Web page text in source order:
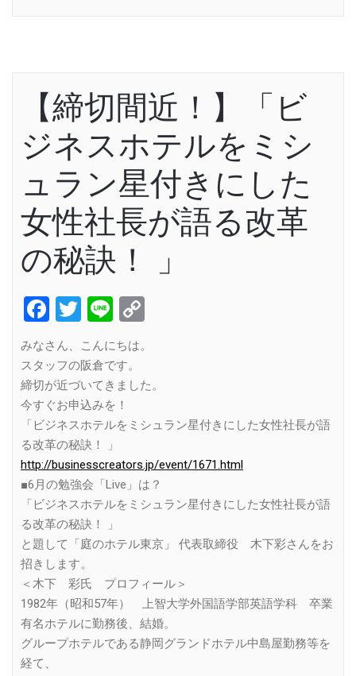
【締切間近！】「ビ
ジネスホテルをミシ
ュラン星付きにした
女性社長が語る改革
の秘訣！ 」
Facebook
Twitter
Line
みなさん、こんにちは。
スタッフの阪倉です。
締切が近づいてきました。
今すぐお申込みを！
「ビジネスホテルをミシュラン星付きにした女性社長が語
る改革の秘訣！ 」
http://businesscreators.jp/event/1671.html
■6月の勉強会「Live」は？
「ビジネスホテルをミシュラン星付きにした女性社長が語
る改革の秘訣！ 」
と題して「庭のホテル東京」 代表取締役 木下彩さんをお
招きします。
＜木下 彩氏 プロフィール＞
1982年（昭和57年） 上智大学外国語学部英語学科 卒業
有名ホテルに勤務後、結婚。
グループホテルである静岡グランドホテル中島屋勤務等を
経て、